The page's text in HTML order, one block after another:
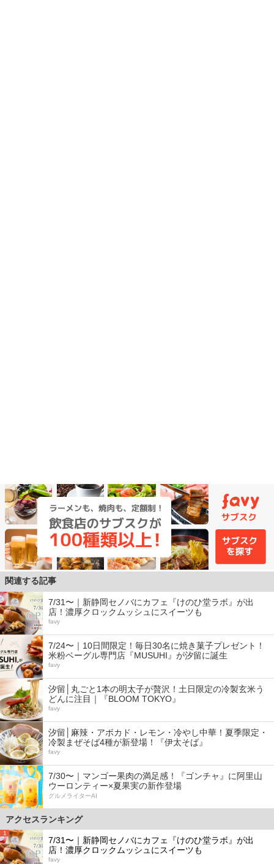
関連する記事
7/31〜｜新静岡セノバにカフェ『けのひ堂ラボ』が出
店！濃厚クロックムッシュにスイーツも
favy
7/24〜｜10日間限定！毎日30名に焼き菓子プレゼント！
米粉ベーグル専門店『MUSUHI』が汐留に誕生
favy
汐留│丸ごと1本の明太子が贅沢！土日限定の冷製玄米う
どんに注目｜『BLOOM TOKYO』
favy
汐留│麻辣・アボカド・レモン・冷やし中華！夏季限定・
冷製まぜそば4種が新登場！『伊太そば』
favy
7/30〜｜マンゴー果肉の満足感！『ゴンチャ』に阿里山
ウーロンティー×夏果実の新作登場
グルメライターAI
アクセスランキング
1
7/31〜｜新静岡セノバにカフェ『けのひ堂ラボ』が出
店！濃厚クロックムッシュにスイーツも
favy